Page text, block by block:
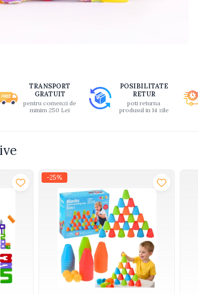
Facebook
TRANSPORT
GRATUIT
pentru comenzi de
minim 250 Lei
POSIBILITATE
RETUR
poti returna
produsul in 14 zile
-25%